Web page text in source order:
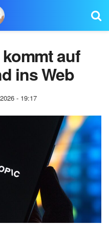
auf
ins Web
- 19:17